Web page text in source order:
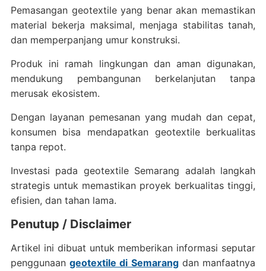
Pemasangan geotextile yang benar akan memastikan
material bekerja maksimal, menjaga stabilitas tanah,
dan memperpanjang umur konstruksi.
Produk ini ramah lingkungan dan aman digunakan,
mendukung pembangunan berkelanjutan tanpa
merusak ekosistem.
Dengan layanan pemesanan yang mudah dan cepat,
konsumen bisa mendapatkan geotextile berkualitas
tanpa repot.
Investasi pada geotextile Semarang adalah langkah
strategis untuk memastikan proyek berkualitas tinggi,
efisien, dan tahan lama.
Penutup / Disclaimer
Artikel ini dibuat untuk memberikan informasi seputar
penggunaangeotextile di Semarangdan manfaatnya